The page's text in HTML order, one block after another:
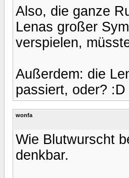
Also, die ganze
Lenas großer
verspielen,
Außerdem: die
passiert, oder? :D
wonfa
Wie Blutwurscht
denkbar.